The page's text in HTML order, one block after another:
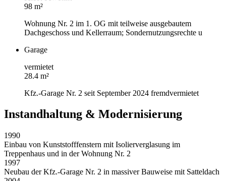
98 m²
Wohnung Nr. 2 im 1. OG mit teilweise ausgebautem
Dachgeschoss und Kellerraum; Sondernutzungsrechte u
Garage
vermietet
28.4 m²
Kfz.-Garage Nr. 2 seit September 2024 fremdvermietet
Instandhaltung & Modernisierung
1990
Einbau von Kunststofffenstern mit Isolierverglasung im
Treppenhaus und in der Wohnung Nr. 2
1997
Neubau der Kfz.-Garage Nr. 2 in massiver Bauweise mit Satteldach